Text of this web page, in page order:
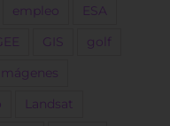
empleo ESA
GIS golf
Imágenes
Landsat